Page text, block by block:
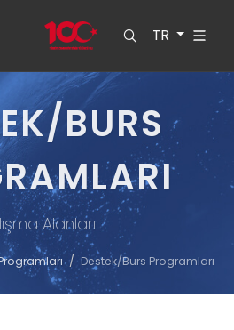
TR
BURS
Alanları
Destek/Burs Programları